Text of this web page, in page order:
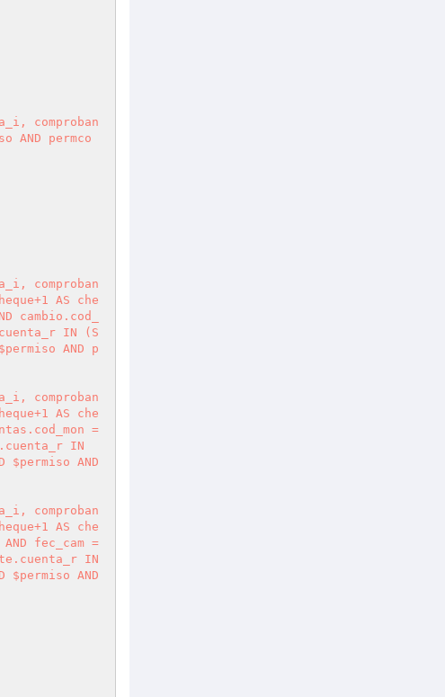
comproban
AND permco
comproban
AS che
cambio.cod_
IN (S
AND p
comproban
AS che
=
IN
$permiso AND
comproban
AS che
fec_cam =
IN
$permiso AND